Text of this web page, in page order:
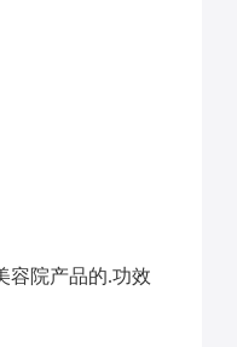
院产品的.功效